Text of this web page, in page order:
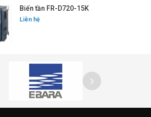
Biến tần FR-D720-15K
Liên hệ